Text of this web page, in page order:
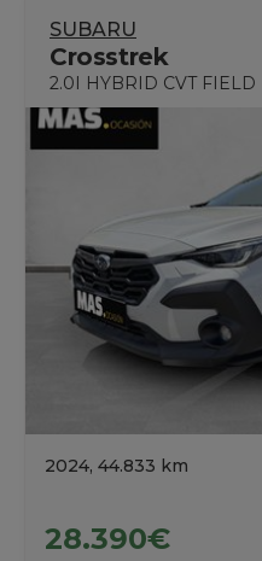
SUBARU
Crosstrek
2.0I HYBRID CVT FIELD
2024, 44.833 km
28.390€